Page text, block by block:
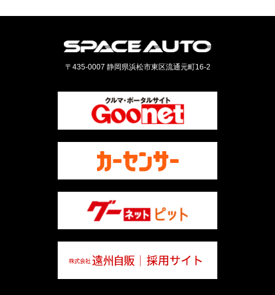
〒435-0007 静岡県浜松市東区流通元町16-2